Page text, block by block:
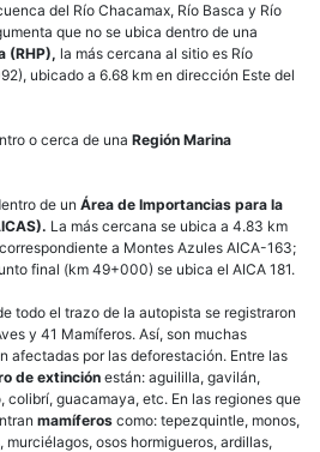
del Río Chacamax, Río Basca y Río
que no se ubica dentro de una
(RHP), la más cercana al sitio es Río
ubicado a 6.68 km en dirección Este del
o cerca de una Región Marina
de un Área de Importancias para la
La más cercana se ubica a 4.83 km
a Montes Azules AICA-163;
final (km 49+000) se ubica el AICA 181.
todo el trazo de la autopista se registraron
y 41 Mamíferos. Así, son muchas
afectadas por las deforestación. Entre las
de extinción están: aguililla, gavilán,
guacamaya, etc. En las regiones que
mamíferos como: tepezquintle, monos,
osos hormigueros, ardillas,